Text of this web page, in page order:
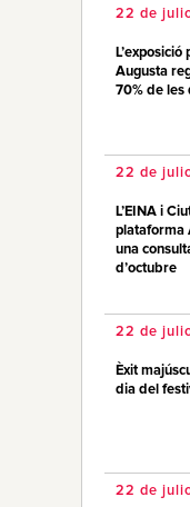
22 de
Augusta
70% de les
22 de
L’EINA i
plataforma
una
d’octubre
22 de
Èxit
dia del
22 de